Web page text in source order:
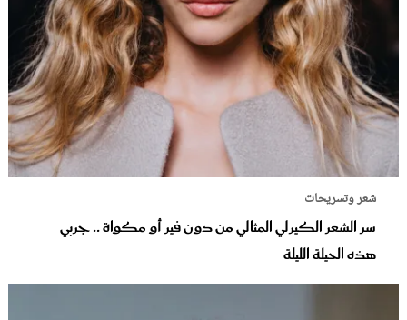
شعر وتسريحات
سر الشعر الكيرلي المثالي من دون فير أو مكواة .. جربي
هذه الحيلة الليلة